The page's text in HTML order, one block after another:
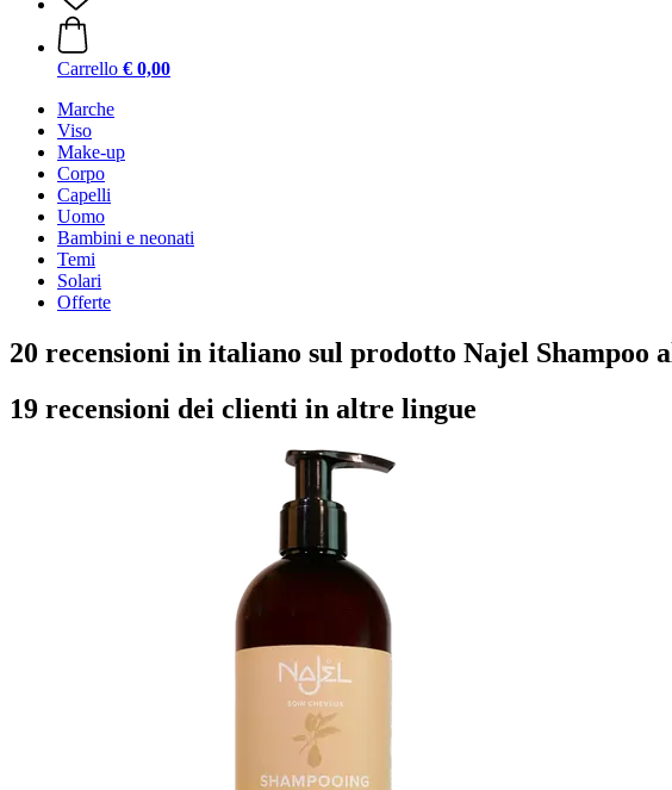
Carrello € 0,00
Marche
Viso
Make-up
Corpo
Capelli
Uomo
Bambini e neonati
Temi
Solari
Offerte
20 recensioni in italiano sul prodotto Najel Shampoo
19 recensioni dei clienti in altre lingue